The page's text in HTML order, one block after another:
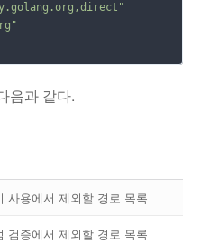
음과 같다.
사용에서 제외할 경로 목록
검증에서 제외할 경로 목록